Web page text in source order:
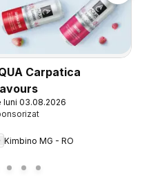
Carpatica
luni 03.08.2026
Kimbino MG - RO